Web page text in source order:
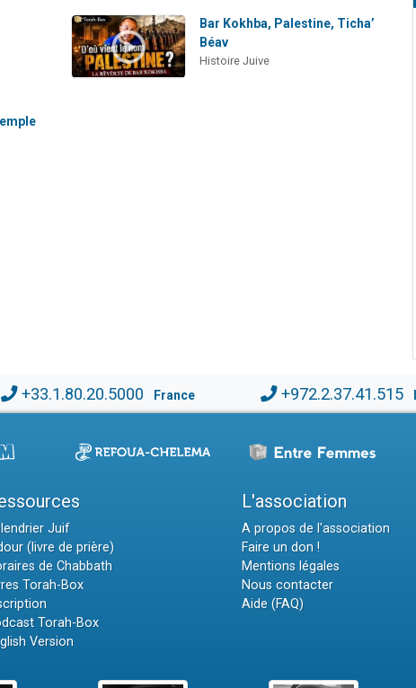
Bar Kokhba, Palestine, Ticha’
Béav
Histoire Juive
+33.1.80.20.5000 France +972.2.37.41.515
Juif
(livre de prière)
de Chabbath
Torah-Box
Torah-Box
Version
L'association
A propos de l'association
Faire un don !
Mentions légales
Nous contacter
Aide (FAQ)